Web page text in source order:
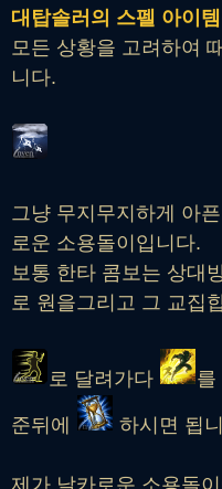
대탑솔러의 스펠 아이템
모든 상황을 고려하여
니다.
그냥 무지무지하게 아
로운 소용돌이입니다.
보통 한타 콤보는 상대
로 원을그리고 그 교집
로 달려가다 를
준뒤에 하시면 됩
제가 날카로운 소용돌